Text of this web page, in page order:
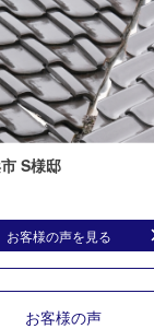
S様邸
お客様の声を見る
お客様の声